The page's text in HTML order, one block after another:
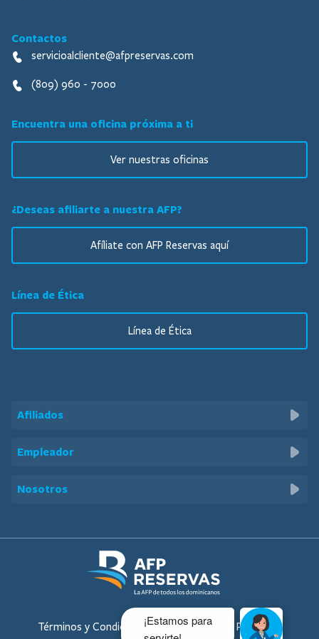
Contactos
servicioalcliente@afpreservas.com
(809) 960 - 7000
Encuentra una oficina próxima a ti
Ver nuestras oficinas
¿Deseas afiliarte a nuestra AFP?
Afíliate con AFP Reservas aquí
Línea de Ética
Línea de Ética
Afiliados
Servicios al Afiliado
Empleador
Nosotros
Familia Reservas
Documentos Corporativos
Términos y Condiciones
Políticas de Privacidad